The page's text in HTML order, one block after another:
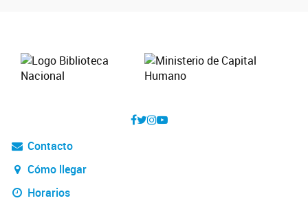
Contacto
Cómo llegar
Horarios